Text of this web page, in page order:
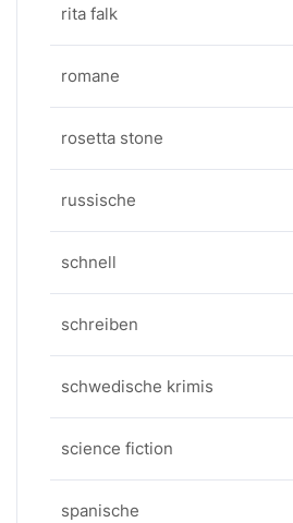
rita falk
romane
rosetta stone
russische
schnell
schreiben
schwedische krimis
science fiction
spanische